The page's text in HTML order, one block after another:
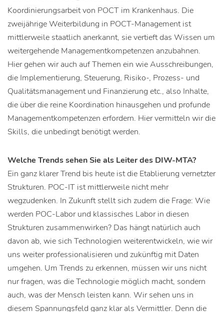
Koordinierungsarbeit von POCT im Krankenhaus. Die
zweijährige Weiterbildung in POCT-Management ist
mittlerweile staatlich anerkannt, sie vertieft das Wissen um
weitergehende Managementkompetenzen anzubahnen.
Hier gehen wir auch auf Themen ein wie Ausschreibungen,
die Implementierung, Steuerung, Risiko-, Prozess- und
Qualitätsmanagement und Finanzierung etc., also Inhalte,
die über die reine Koordination hinausgehen und profunde
Managementkompetenzen erfordern. Hier vermitteln wir die
Skills, die unbedingt benötigt werden.
Welche Trends sehen Sie als Leiter des DIW-MTA?
Ein ganz klarer Trend bis heute ist die Etablierung vernetzter
Strukturen. POC-IT ist mittlerweile nicht mehr
wegzudenken. In Zukunft stellt sich zudem die Frage: Wie
werden POC-Labor und klassisches Labor in diesen
Strukturen zusammenwirken? Das hängt natürlich auch
davon ab, wie sich Technologien weiterentwickeln, wie wir
uns weiter professionalisieren und zukünftig mit Daten
umgehen. Um Trends zu erkennen, müssen wir uns nicht
nur fragen, was die Technologie möglich macht, sondern
auch, was der Mensch leisten kann. Wir sehen uns in
diesem Spannungsfeld ganz klar als Vermittler. Denn die